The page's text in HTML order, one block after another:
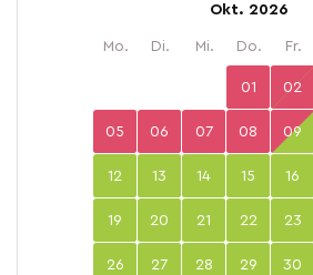
Okt. 2026
Mo. Di. Mi. Do. Fr.
01 02
05 06 07 08 09
12 13 14 15 16
19 20 21 22 23
26 27 28 29 30